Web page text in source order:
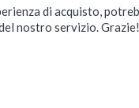
di acquisto,
nostro servizio. Grazie!